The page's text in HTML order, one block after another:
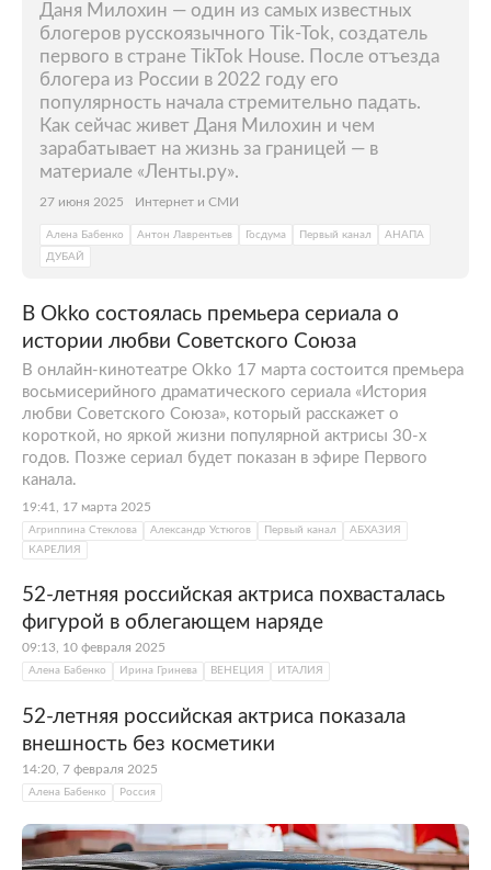
Даня Милохин — один из самых известных
блогеров русскоязычного Tik-Tok, создатель
первого в стране TikTok House. После отъезда
блогера из России в 2022 году его
популярность начала стремительно падать.
Как сейчас живет Даня Милохин и чем
зарабатывает на жизнь за границей — в
материале «Ленты.ру».
27 июня 2025 Интернет и СМИ
Алена Бабенко Антон Лаврентьев Госдума Первый канал
АНАПА
ДУБАЙ
В Okko состоялась премьера сериала о
истории любви Советского Союза
В онлайн-кинотеатре Okko 17 марта состоится премьера
восьмисерийного драматического сериала «История
любви Советского Союза», который расскажет о
короткой, но яркой жизни популярной актрисы 30-х
годов. Позже сериал будет показан в эфире Первого
канала.
19:41, 17 марта 2025
Агриппина Стеклова Александр Устюгов Первый канал
АБХАЗИЯ
КАРЕЛИЯ
52-летняя российская актриса похвасталась
фигурой в облегающем наряде
09:13, 10 февраля 2025
Алена Бабенко Ирина Гринева ВЕНЕЦИЯ ИТАЛИЯ
52-летняя российская актриса показала
внешность без косметики
14:20, 7 февраля 2025
Алена Бабенко Россия